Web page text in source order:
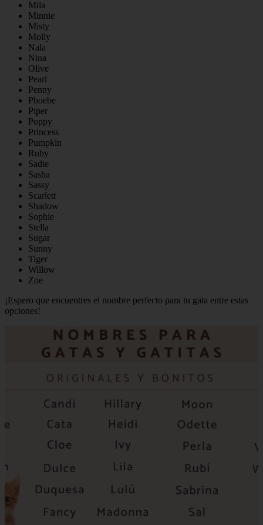
Mila
Minnie
Misty
Molly
Nala
Nina
Olive
Pearl
Penny
Phoebe
Piper
Poppy
Princess
Pumpkin
Ruby
Sadie
Sasha
Sassy
Scarlett
Shadow
Sophie
Stella
Sugar
Sunny
Tiger
Willow
Zoe
¡Espero que encuentres el nombre perfecto para tu gata entre estas
opciones!